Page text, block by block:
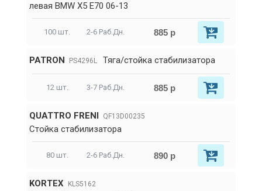
левая BMW X5 E70 06-13
100 шт. 2-6 Раб.Дн. 885 р
PATRON PS4296L Тяга/стойка стабилизатора
12 шт. 3-7 Раб.Дн. 885 р
QUATTRO FRENI QF13D00235
Стойка стабилизатора
80 шт. 2-6 Раб.Дн. 890 р
KORTEX KLS5162